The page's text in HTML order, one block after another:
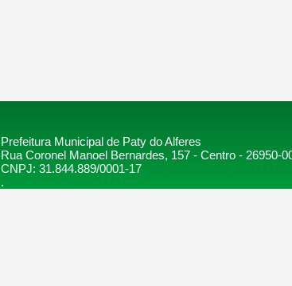
Prefeitura Municipal de Paty do Alferes
Rua Coronel Manoel Bernardes, 157 - Centro - 26950-
CNPJ: 31.844.889/0001-17
.